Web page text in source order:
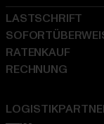
LASTSCHRIFT
RATENKAUF
RECHNUNG